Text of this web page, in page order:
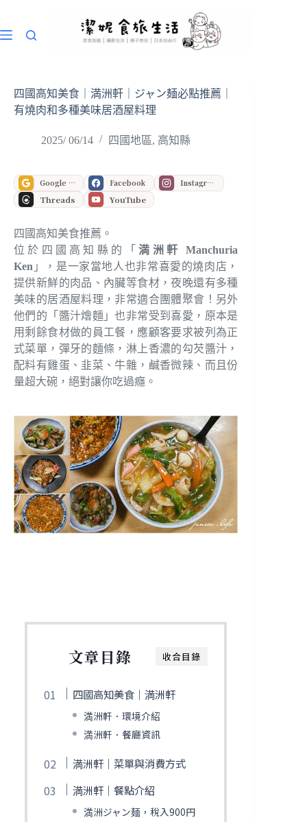
主
四國高知美食｜満洲軒｜ジャン麺必點推薦｜
有燒肉和多種美味居酒屋料理
2025/ 06/14 四國地區, 高知縣
Google 偏好來源 Facebook Instagram
Threads YouTube
四國高知美食推薦。
位於四國高知縣的「満洲軒 Manchuria
Ken 」，是一家當地人也非常喜愛的燒肉店，
提供新鮮的肉品、內臟等食材，夜晚還有多種
美味的居酒屋料理，非常適合團體聚會！另外
他們的「醬汁燴麵」也非常受到喜愛，原本是
用剩餘食材做的員工餐，應顧客要求被列為正
式菜單，彈牙的麵條，淋上香濃的勾芡醬汁，
配料有雞蛋、韭菜、牛雜，鹹香微辣、而且份
量超大碗，絕對讓你吃過癮。
收合目錄
文章目錄
四國高知美食｜満洲軒
満洲軒．環境介紹
満洲軒．餐廳資訊
満洲軒｜菜單與消費方式
満洲軒｜餐點介紹
満洲ジャン麺，稅入900円